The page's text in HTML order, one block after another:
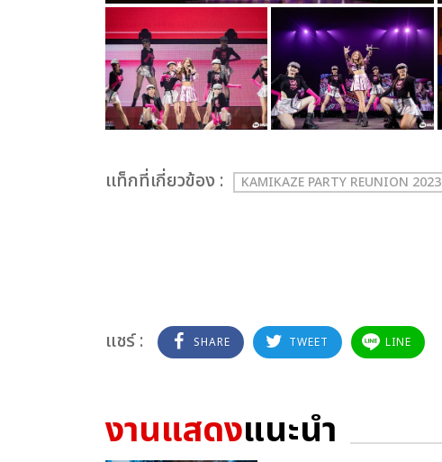
เเท็กที่เกี่ยวข้อง : KAMIKAZE PARTY REUNION 2023
แชร์ : SHARE TWEET LINE
งานแสดงแนะนำ